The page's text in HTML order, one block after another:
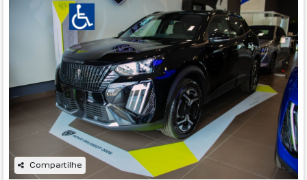
Compartilhe